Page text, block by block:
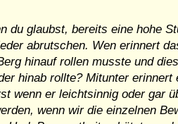
du glaubst, bereits eine hohe
abrutschen. Wen erinnert
hinauf rollen musste und
hinab rollte? Mitunter
wenn er leichtsinnig oder gar
wenn wir die einzelnen